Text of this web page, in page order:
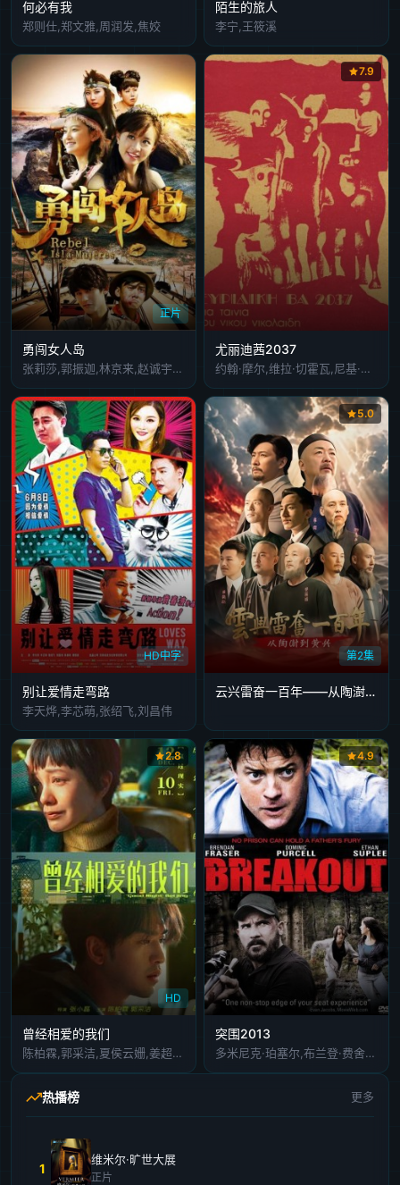
何必有我
郑则仕,郑文雅,周润发,焦姣
陌生的旅人
李宁,王筱溪
正片
勇闯女人岛
张莉莎,郭振迦,林京来,赵诚宇,鞠小云
7.9
尤丽迪茜2037
约翰·摩尔,维拉·切霍瓦,尼基·特里安塔菲利迪,马诺利斯·洛贾迪斯
HD中字
别让爱情走弯路
李天烨,李芯萌,张绍飞,刘昌伟
第2集
5.0
云兴雷奋一百年——从陶澍到黄兴
HD
2.8
曾经相爱的我们
陈柏霖,郭采洁,夏侯云姗,姜超,魏巡,成龙,谢霆锋,英达,英壮,汪海林,周蕙,金池,巫启贤,冯雷,梁丹妮,龚悦,博子,任正斌,袁满,九万,林鹏,徐海鹏,赵晖,李生莉
4.9
突围2013
多米尼克·珀塞尔,布兰登·费舍,丹尼尔·卡什,伊桑·苏普利,霍丽·迪威奥克斯
热播榜 更多
1
维米尔·旷世大展
正片